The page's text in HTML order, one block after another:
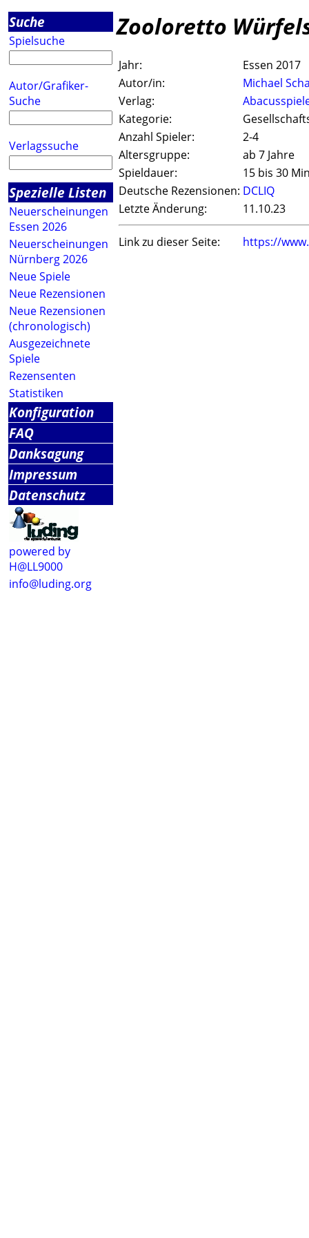
Suche
Spielsuche
Autor/Grafiker-
Suche
Verlagssuche
Spezielle Listen
Neuerscheinungen
Essen 2026
Neuerscheinungen
Nürnberg 2026
Neue Spiele
Neue Rezensionen
Neue Rezensionen
(chronologisch)
Ausgezeichnete
Spiele
Rezensenten
Statistiken
Konfiguration
FAQ
Danksagung
Impressum
Datenschutz
powered by
H@LL9000
info@luding.org
Zooloretto
Jahr:
Essen 2017
Autor/in:
Michael
Verlag:
Kategorie:
Anzahl Spieler:
2-4
Altersgruppe:
ab 7 Jahre
Spieldauer:
15 bis 30
Deutsche Rezensionen: DCLIQ
Letzte Änderung:
11.10.23
Link zu dieser Seite: https://